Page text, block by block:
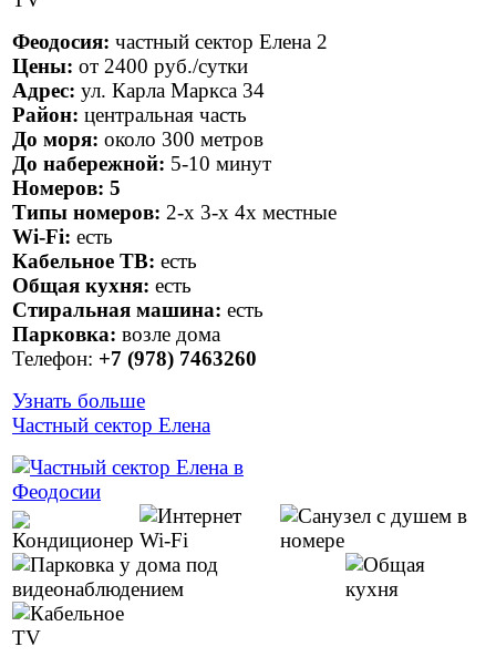
Феодосия: частный сектор Елена 2
Цены: от 2400 руб./сутки
Адрес: ул. Карла Маркса 34
Район: центральная часть
До моря: около 300 метров
До набережной: 5-10 минут
Номеров: 5
Типы номеров: 2-х 3-х 4х местные
Wi-Fi: есть
Кабельное ТВ: есть
Общая кухня: есть
Стиральная машина: есть
Парковка: возле дома
Телефон: +7 (978) 7463260
Узнать больше
Частный сектор Елена